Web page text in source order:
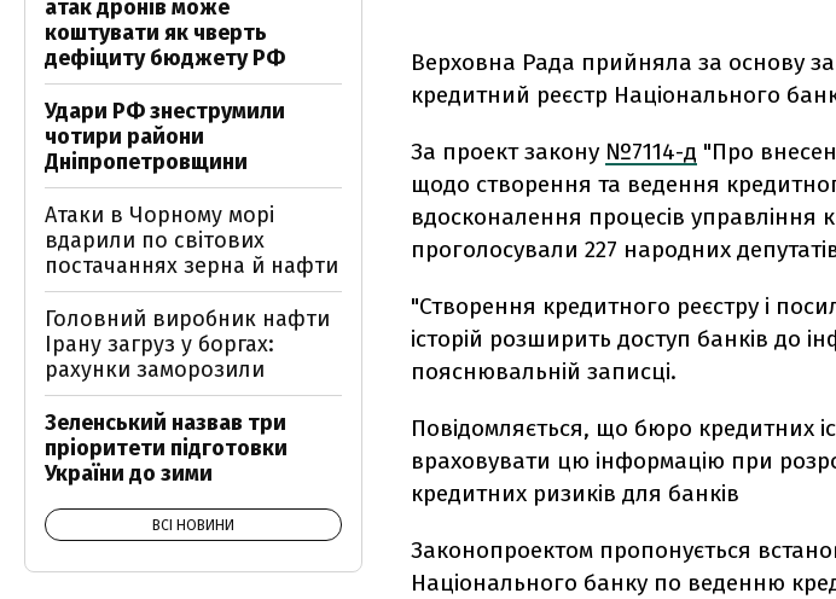
Верховна Рада прийняла за основу
кредитний реєстр Національного
За проект закону №7114-д "Про
щодо створення та ведення
вдосконалення процесів управління
проголосували 227 народних
"Створення кредитного реєстру і
історій розширить доступ банків до
пояснювальній записці.
Повідомляється, що бюро кредитних
враховувати цю інформацію при
кредитних ризиків для банків
Законопроектом пропонується
Національного банку по веденню
атак дронів може
коштувати як чверть
дефіциту бюджету РФ
Удари РФ знеструмили
чотири райони
Дніпропетровщини
Атаки в Чорному морі
вдарили по світових
постачаннях зерна й нафти
Головний виробник нафти
Ірану загруз у боргах:
рахунки заморозили
Зеленський назвав три
пріоритети підготовки
України до зими
ВСІ НОВИНИ